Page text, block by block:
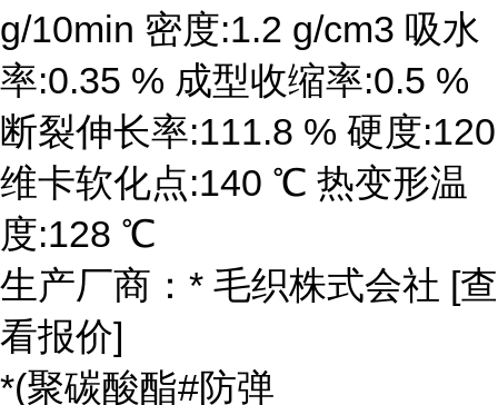
g/10min 密度:1.2 g/cm3 吸水
率:0.35 % 成型收缩率:0.5 %
断裂伸长率:111.8 % 硬度:120
维卡软化点:140 ℃ 热变形温
度:128 ℃
生产厂商：* 毛织株式会社 [查
看报价]
*(聚碳酸酯#防弹